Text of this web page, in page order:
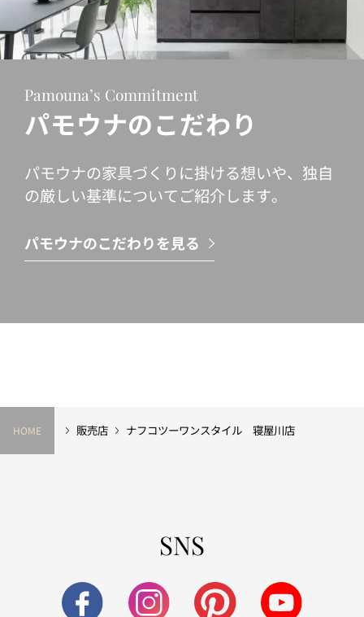
Pamouna’s Commitment
パモウナのこだわり
パモウナの家具づくりに掛ける想いや、独自
の厳しい基準についてご紹介します。
パモウナのこだわりを見る
HOME 販売店 ナフコツーワンスタイル 寝屋川店
SNS